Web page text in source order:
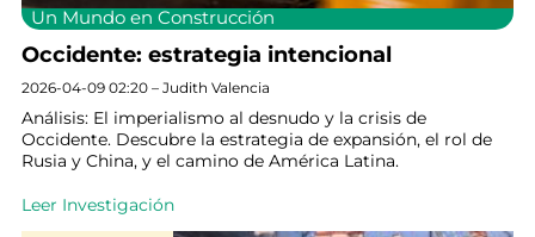
Un Mundo en Construcción
Occidente: estrategia intencional
2026-04-09 02:20 – Judith Valencia
Análisis: El imperialismo al desnudo y la crisis de
Occidente. Descubre la estrategia de expansión, el rol de
Rusia y China, y el camino de América Latina.
Leer Investigación